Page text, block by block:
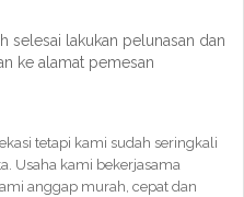
selesai lakukan pelunasan dan
ke alamat pemesan
tetapi kami sudah seringkali
Usaha kami bekerjasama
anggap murah, cepat dan